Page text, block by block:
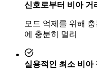
신호로부터 비아 거
모드 억제를 위해
에 충분히 멀리
실용적인 최소 비아